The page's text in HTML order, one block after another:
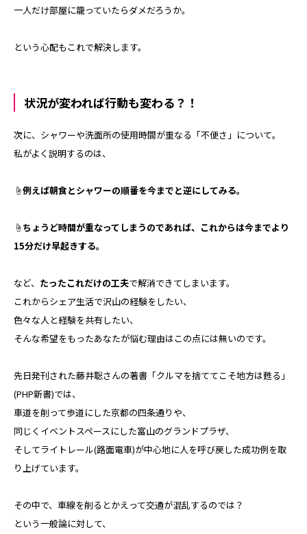
一人だけ部屋に籠っていたらダメだろうか。
という心配もこれで解決します。
状況が変われば行動も変わる？！
次に、シャワーや洗面所の使用時間が重なる「不便さ」について。
私がよく説明するのは、
☝例えば朝食とシャワーの順番を今までと逆にしてみる。
☝ちょうど時間が重なってしまうのであれば、これからは今までより
15分だけ早起きする。
など、 たったこれだけの工夫で解消できてしまいます。
これからシェア生活で沢山の経験をしたい、
色々な人と経験を共有したい、
そんな希望をもったあなたが悩む理由はこの点には無いのです。
先日発刊された藤井聡さんの著書「クルマを捨ててこそ地方は甦る」
(PHP新書)では、
車道を削って歩道にした京都の四条通りや、
同じくイベントスペースにした富山のグランドプラザ、
そしてライトレール(路面電車)が中心地に人を呼び戻した成功例を取
り上げています。
その中で、車線を削るとかえって交通が混乱するのでは？
という一般論に対して、